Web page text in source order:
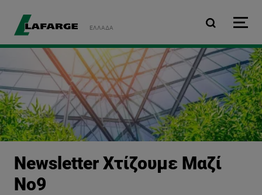
ΕΛΛΆΔΑ
Newsletter Χτίζουμε Μαζί
Νο9